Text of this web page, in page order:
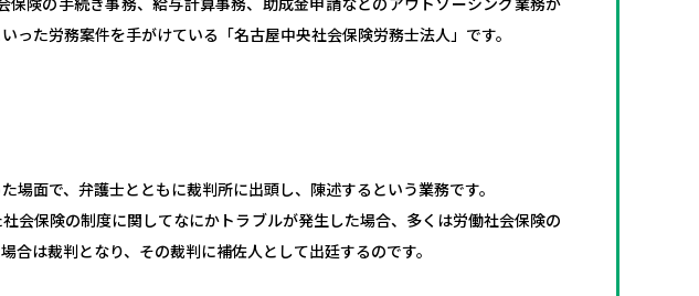
た労務案件を手がけている「名古屋中央社会保険労務士法人」です。
面で、弁護士とともに裁判所に出頭し、陳述するという業務です。
会保険の制度に関してなにかトラブルが発生した場合、多くは労働社会保険の
は裁判となり、その裁判に補佐人として出廷するのです。